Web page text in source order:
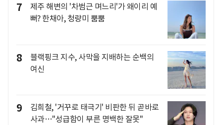
7
제주 해변의 '차범근 며느리'가 왜이리 예
뻐? 한채아, 청량미 뿜뿜
8
블랙핑크 지수, 사막을 지배하는 순백의
여신
9
김희철, '거꾸로 태극기' 비판한 뒤 곧바로
사과…"성급함이 부른 명백한 잘못"